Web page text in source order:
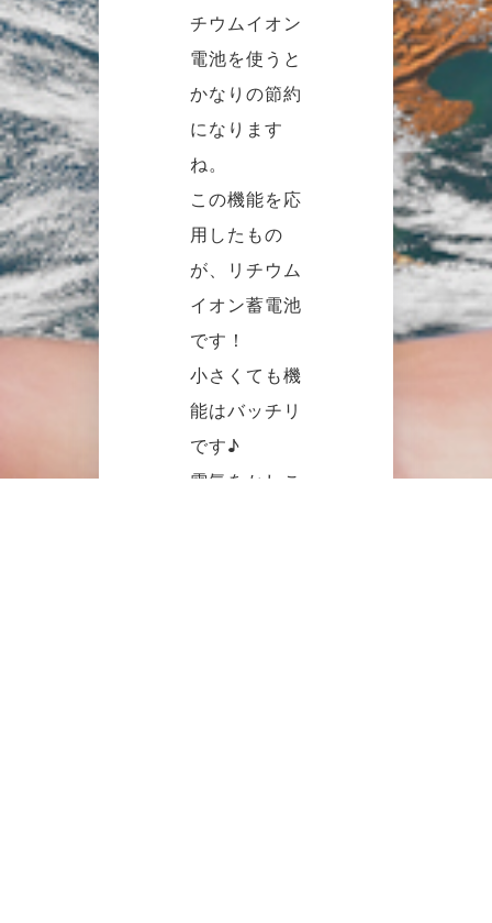
チウムイオン
電池を使うと
かなりの節約
になります
ね。
この機能を応
用したもの
が、リチウム
イオン蓄電池
です！
小さくても機
能はバッチリ
です♪
電気をかしこ